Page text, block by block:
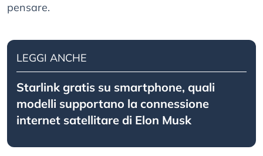
pensare.
LEGGI ANCHE
Starlink gratis su smartphone, quali
modelli supportano la connessione
internet satellitare di Elon Musk